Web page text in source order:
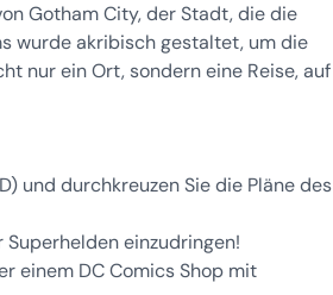
Gotham City, der Stadt, die die
wurde akribisch gestaltet, um die
nur ein Ort, sondern eine Reise, auf
und durchkreuzen Sie die Pläne des
einzudringen!
einem DC Comics Shop mit